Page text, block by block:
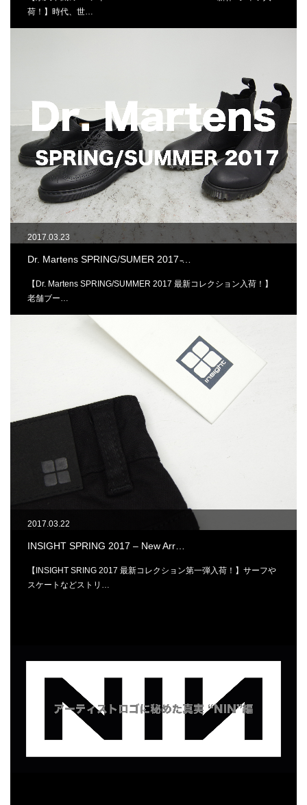
荷！】時代、世…
2017.03.23
Dr. Martens SPRING/SUMER 2017 ̵…
【Dr. Martens SPRING/SUMMER 2017 最新コレクション入荷！】
老舗ブー…
2017.03.22
INSIGHT SPRING 2017 – New Arr…
【INSIGHT SRING 2017 最新コレクション第一弾入荷！】サーフや
スケートなどストリ…